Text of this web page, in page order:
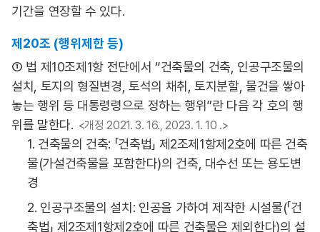
기간을 연장할 수 있다.
제20조 (행위제한 등)
① 법 제10조제1항 전단에서 “건축물의 건축, 인공구조물의
설치, 토지의 형질변경, 토석의 채취, 토지분할, 물건을 쌓아
놓는 행위 등 대통령령으로 정하는 행위”란 다음 각 호의 행
위를 말한다. <개정 2021. 3. 16., 2023. 1. 10 .>
1. 건축물의 건축: 「건축법」 제2조제1항제2호에 따른 건축
물(가설건축물을 포함한다)의 건축, 대수선 또는 용도변
경
2. 인공구조물의 설치: 인공을 가하여 제작한 시설물(「건
축법」 제2조제1항제2호에 따른 건축물은 제외한다)의 설